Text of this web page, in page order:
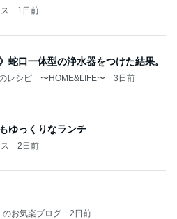
1日前
蛇口一体型の浄水器をつけた結果。
レシピ 〜HOME&LIFE〜 3日前
ゆっくりなランチ
2日前
のお気楽ブログ 2日前